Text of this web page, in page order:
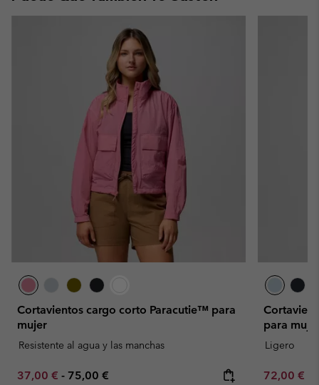
Cortavientos cargo corto Paracutie™ para
mujer
Resistente al agua y las manchas
Minimum sale price:
37,00 € - Maximum price:
75,00 €
para
Ligero
Minimum
72,00 €